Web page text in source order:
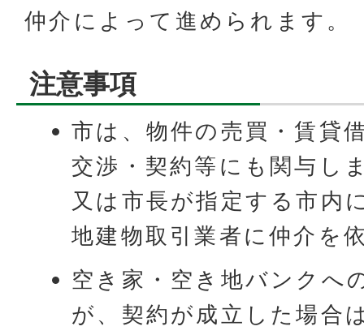
仲介によって進められます。
注意事項
市は、物件の売買・賃貸
交渉・契約等にも関与し
又は市長が指定する市内
地建物取引業者に仲介を
空き家・空き地バンクへ
が、契約が成立した場合